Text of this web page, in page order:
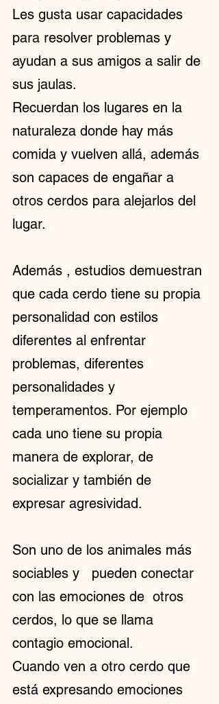
Les gusta usar capacidades
para resolver problemas y
ayudan a sus amigos a salir de
sus jaulas.
Recuerdan los lugares en la
naturaleza donde hay más
comida y vuelven allá, además
son capaces de engañar a
otros cerdos para alejarlos del
lugar.
Además , estudios demuestran
que cada cerdo tiene su propia
personalidad con estilos
diferentes al enfrentar
problemas, diferentes
personalidades y
temperamentos. Por ejemplo
cada uno tiene su propia
manera de explorar, de
socializar y también de
expresar agresividad.
Son uno de los animales más
sociables y   pueden conectar
con las emociones de  otros
cerdos, lo que se llama
contagio emocional.
Cuando ven a otro cerdo que
está expresando emociones